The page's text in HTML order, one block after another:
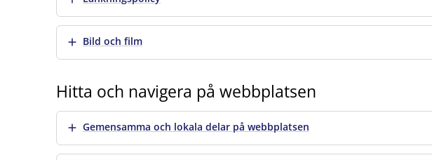
Visa merBild och film
Hitta och navigera på webbplatsen
Visa merGemensamma och lokala delar på webbplatsen